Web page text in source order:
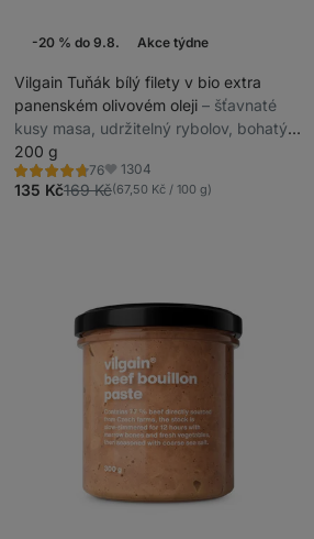
-20 % do 9.8. Akce týdne
Vilgain Tuňák bílý filety v bio extra
panenském olivovém oleji ⁠–⁠ šťavnaté
kusy masa, udržitelný rybolov, bohatý
na omega-3
200 g
76
Hodnocení
4.8/5,
76
Oblíbené
1304
135 Kč169 Kč(67,50 Kč / 100 g)